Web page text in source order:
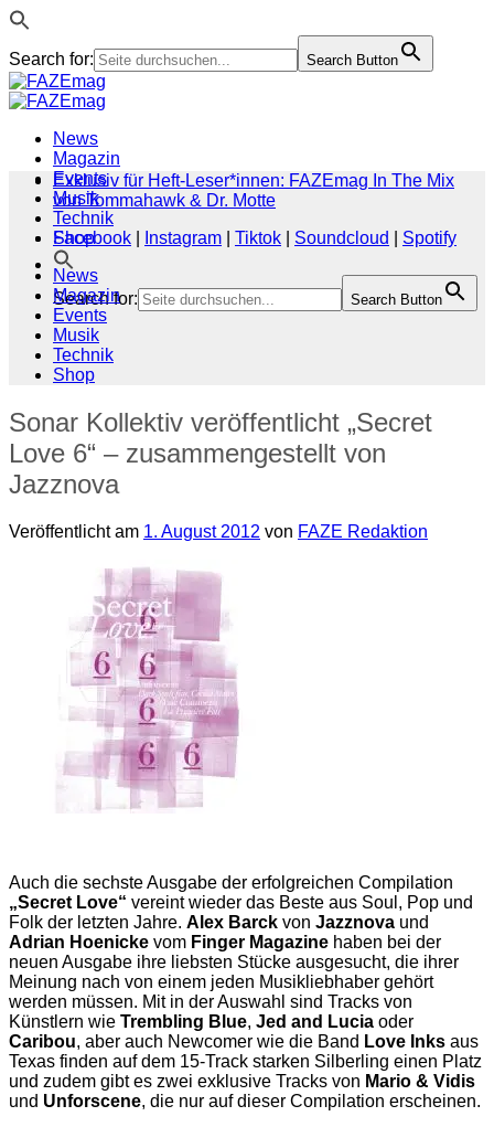
Search for: Search Button
Zum
Inhalt
News
Magazin
Events
Musik
Technik
Shop
Search for: Search Button
Exklusiv für Heft-Leser*innen: FAZEmag In The Mix
von Tommahawk & Dr. Motte
Facebook
Instagram Tiktok Soundcloud
Spotify
News
Magazin
Events
Musik
Technik
Shop
Sonar Kollektiv veröffentlicht „Secret
Love 6“ – zusammengestellt von
Jazznova
Veröffentlicht am 1. August 2012 von FAZE Redaktion
Auch die sechste Ausgabe der erfolgreichen Compilation
„Secret Love“ vereint wieder das Beste aus Soul, Pop und
Folk der letzten Jahre. Alex Barck von Jazznova und
Adrian Hoenicke vom Finger Magazine haben bei der
neuen Ausgabe ihre liebsten Stücke ausgesucht, die ihrer
Meinung nach von einem jeden Musikliebhaber gehört
werden müssen. Mit in der Auswahl sind Tracks von
Künstlern wie Trembling Blue, Jed and Lucia oder
Caribou, aber auch Newcomer wie die Band Love Inks aus
Texas finden auf dem 15-Track starken Silberling einen Platz
und zudem gibt es zwei exklusive Tracks von Mario & Vidis
und Unforscene, die nur auf dieser Compilation erscheinen.